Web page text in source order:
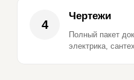
4
Чертежи
Полный пакет
электрика,